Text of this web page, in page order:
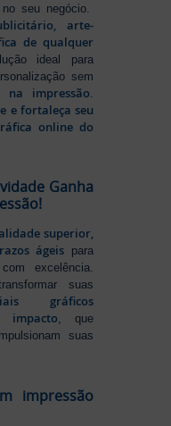
seu negócio.
arte-
de qualquer
ideal para
sem
na impressão
e fortaleça seu
online do
Ganha
superior,
ágeispara
excelência.
suas
gráficos
impacto, que
suas
impressão